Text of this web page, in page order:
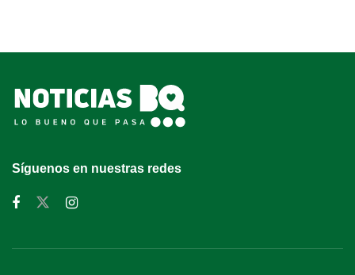
Síguenos en nuestras redes